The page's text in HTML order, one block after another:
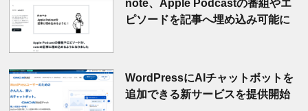
note、Apple Podcastの番組やエ
ピソードを記事へ埋め込み可能に
WordPressにAIチャットボットを
追加できる新サービスを提供開始